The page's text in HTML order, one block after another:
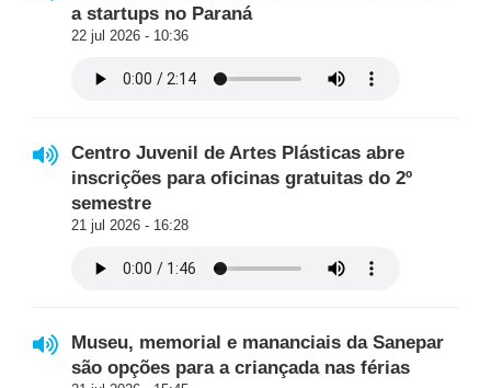
a startups no Paraná
22 jul 2026 - 10:36
Centro Juvenil de Artes Plásticas abre
inscrições para oficinas gratuitas do 2º
semestre
21 jul 2026 - 16:28
Museu, memorial e mananciais da Sanepar
são opções para a criançada nas férias